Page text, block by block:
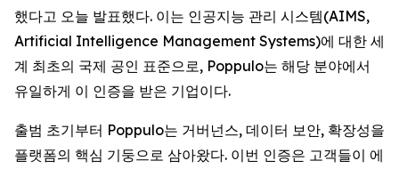
했다고 오늘 발표했다. 이는 인공지능 관리 시스템(AIMS,
Artificial Intelligence Management Systems)에 대한 세
계 최초의 국제 공인 표준으로, Poppulo는 해당 분야에서
유일하게 이 인증을 받은 기업이다.
출범 초기부터 Poppulo는 거버넌스, 데이터 보안, 확장성을
플랫폼의 핵심 기둥으로 삼아왔다. 이번 인증은 고객들이 에